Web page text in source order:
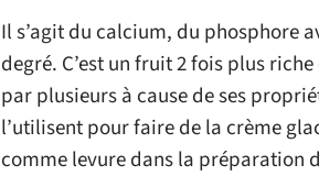
Il s’agit du calcium, du phosphore
degré. C’est un fruit 2 fois plus
par plusieurs à cause de ses
l’utilisent pour faire de la crème
comme levure dans la préparation